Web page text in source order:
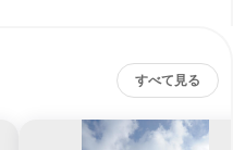
すべて見る